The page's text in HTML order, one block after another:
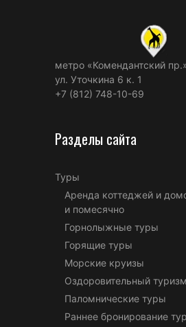
метро «Комендантский
ул. Уточкина 6 к. 1
+7 (812) 748-10-69
Разделы сайта
Туры
Аренда коттеджей и
и помесячно
Горнолыжные туры
Горящие туры
Морские круизы
Оздоровительный туризм
Паломнические туры
Раннее бронирование